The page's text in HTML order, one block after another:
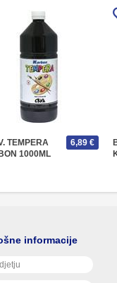
TEMPERA
1000ML
6,89 €
informacije